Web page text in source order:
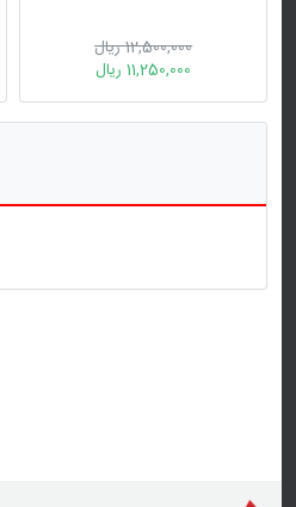
12,500,000 ریال
11,250,000 ریال